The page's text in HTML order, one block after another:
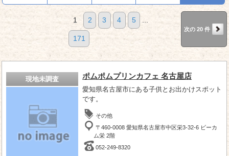
1 2 3 4 5 ...
171
次の 20 件
現地未調査 ポムポムプリンカフェ 名古屋店
愛知県名古屋市にある子供とお出かけスポット
です。
その他
〒460-0008 愛知県名古屋市中区栄3-32-6 ビーカ
ム栄 2階
052-249-8320